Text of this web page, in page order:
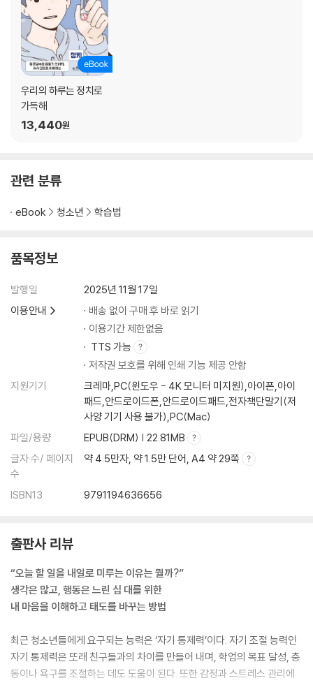
우리의 하루는 정치로
가득해
13,440원
관련 분류
eBook 청소년 학습법
품목정보
발행일
2025년 11월 17일
이용안내
배송 없이 구매 후 바로 읽기
이용기간 제한없음
TTS 가능
저작권 보호를 위해 인쇄 기능 제공 안함
지원기기
크레마,PC(윈도우 - 4K 모니터 미지원),아이폰,아이
패드,안드로이드폰,안드로이드패드,전자책단말기(저
사양 기기 사용 불가),PC(Mac)
파일/용량
EPUB(DRM) | 22.81MB
글자 수/ 페이지
수
약 4.5만자, 약 1.5만 단어, A4 약 29쪽
ISBN13 9791194636656
출판사 리뷰
“오늘 할 일을 내일로 미루는 이유는 뭘까?”
생각은 많고, 행동은 느린 십 대를 위한
내 마음을 이해하고 태도를 바꾸는 방법
최근 청소년들에게 요구되는 능력은 ‘자기 통제력’이다. 자기 조절 능력인
자기 통제력은 또래 친구들과의 차이를 만들어 내며, 학업의 목표 달성, 충
동이나 욕구를 조절하는 데도 도움이 된다. 또한 감정과 스트레스 관리에